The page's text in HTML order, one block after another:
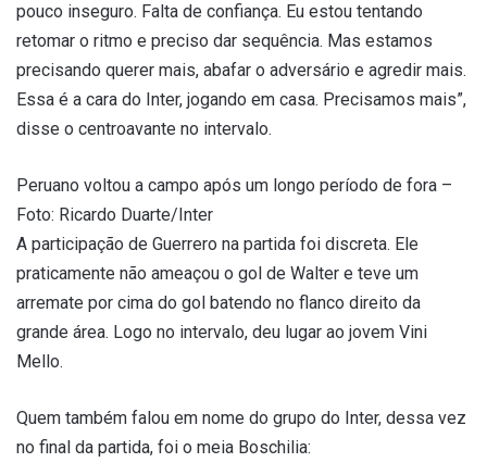
pouco inseguro. Falta de confiança. Eu estou tentando
retomar o ritmo e preciso dar sequência. Mas estamos
precisando querer mais, abafar o adversário e agredir mais.
Essa é a cara do Inter, jogando em casa. Precisamos mais”,
disse o centroavante no intervalo.
Peruano voltou a campo após um longo período de fora –
Foto: Ricardo Duarte/Inter
A participação de Guerrero na partida foi discreta. Ele
praticamente não ameaçou o gol de Walter e teve um
arremate por cima do gol batendo no flanco direito da
grande área. Logo no intervalo, deu lugar ao jovem Vini
Mello.
Quem também falou em nome do grupo do Inter, dessa vez
no final da partida, foi o meia Boschilia: